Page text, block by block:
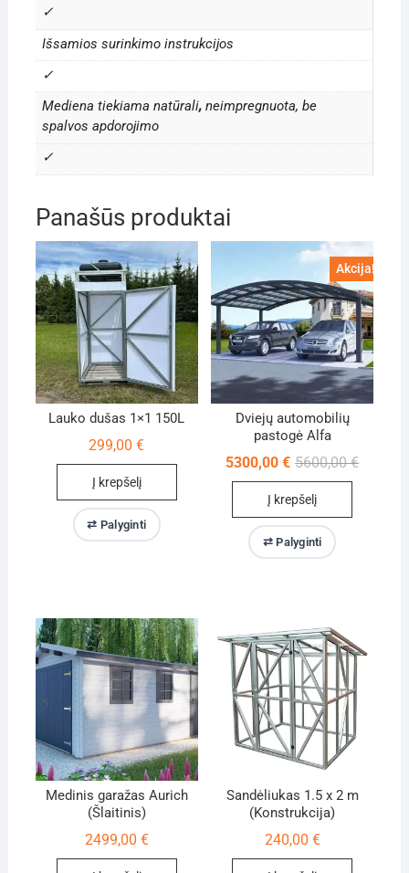
✓
Išsamios surinkimo instrukcijos
✓
Mediena tiekiama natūrali,neimpregnuota, be
spalvos apdorojimo
✓
Panašūs produktai
Lauko dušas 1×1 150L
299,00€
Į krepšelį
⇄ Palyginti
Akcija!
Dviejų automobilių
pastogė Alfa
5600,00€Original
5300,00€
Current
Į krepšelį
⇄ Palyginti
Medinis garažas Aurich
(Šlaitinis)
2499,00 €
Sandėliukas 1.5 x 2 m
(Konstrukcija)
240,00 €